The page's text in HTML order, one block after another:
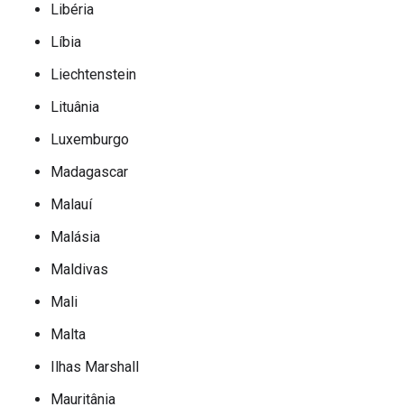
Libéria
Líbia
Liechtenstein
Lituânia
Luxemburgo
Madagascar
Malauí
Malásia
Maldivas
Mali
Malta
Ilhas Marshall
Mauritânia